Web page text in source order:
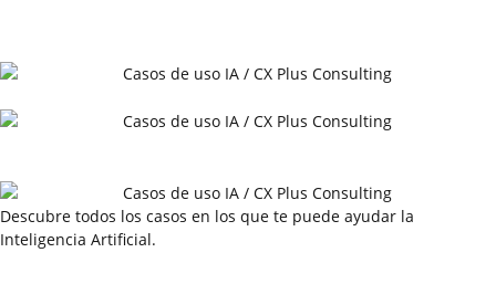
Descubre todos los casos en los que te puede ayudar la
Inteligencia Artificial.